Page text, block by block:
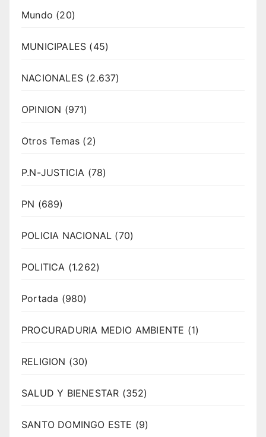
Mundo (20)
MUNICIPALES (45)
NACIONALES (2.637)
OPINION (971)
Otros Temas (2)
P.N-JUSTICIA (78)
PN (689)
POLICIA NACIONAL (70)
POLITICA (1.262)
Portada (980)
PROCURADURIA MEDIO AMBIENTE (1)
RELIGION (30)
SALUD Y BIENESTAR (352)
SANTO DOMINGO ESTE (9)